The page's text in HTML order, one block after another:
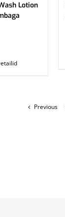
Lotion
Previous